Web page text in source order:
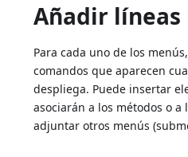
Añadir líneas
Para cada uno de los
comandos que aparecen
despliega. Puede insertar
asociarán a los métodos o a
adjuntar otros menús